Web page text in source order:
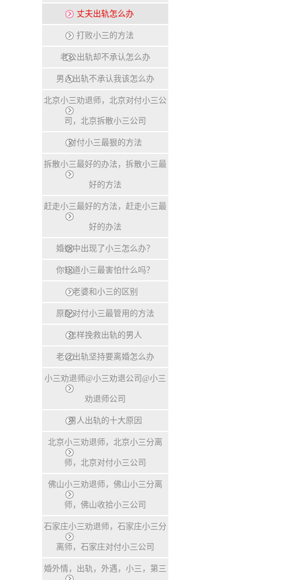
丈夫出轨怎么办
打败小三的方法
老公出轨却不承认怎么办
男人出轨不承认我该怎么办
北京小三劝退师，北京对付小三公
司，北京拆散小三公司
对付小三最狠的方法
拆散小三最好的办法，拆散小三最
好的方法
赶走小三最好的方法，赶走小三最
好的办法
婚姻中出现了小三怎么办？
你知道小三最害怕什么吗？
老婆和小三的区别
原配对付小三最管用的方法
怎样挽救出轨的男人
老公出轨坚持要离婚怎么办
小三劝退师@小三劝退公司@小三
劝退师公司
男人出轨的十大原因
北京小三劝退师，北京小三分离
师，北京对付小三公司
佛山小三劝退师，佛山小三分离
师，佛山收拾小三公司
石家庄小三劝退师，石家庄小三分
离师，石家庄对付小三公司
婚外情，出轨，外遇，小三，第三